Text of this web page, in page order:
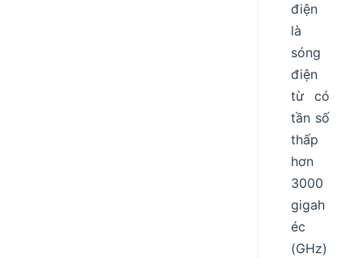
điện
là
sóng
điện
từ có
tần số
thấp
hơn
3000
gigah
éc
(GHz)